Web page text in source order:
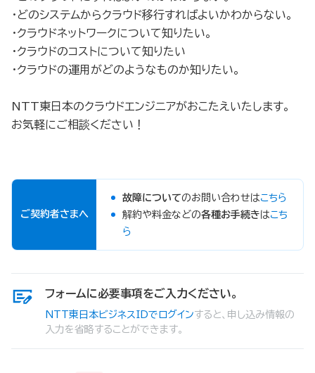
・どのシステムからクラウド移行すればよいかわからない。
・クラウドネットワークについて知りたい。
・クラウドのコストについて知りたい
・クラウドの運用がどのようなものか知りたい。
NTT東日本のクラウドエンジニアがおこたえいたします。
お気軽にご相談ください！
ご契約者さまへ
故障についてのお問い合わせはこちら
解約や料金などの各種お手続きはこち
ら
フォームに必要事項をご入力ください。
NTT東日本ビジネスIDでログインすると、申し込み情報の
入力を省略することができます。